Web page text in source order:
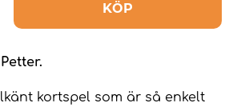
KÖP
kortspel som är så enkelt